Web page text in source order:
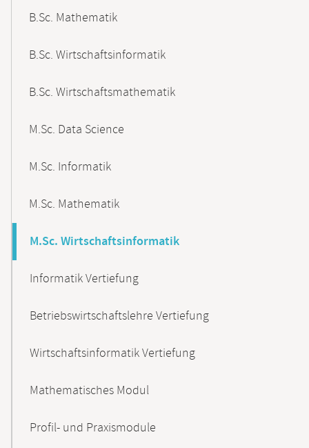
B.Sc. Mathematik
B.Sc. Wirtschaftsinformatik
B.Sc. Wirtschaftsmathematik
M.Sc. Data Science
M.Sc. Informatik
M.Sc. Mathematik
M.Sc. Wirtschaftsinformatik
Informatik Vertiefung
Betriebswirtschaftslehre Vertiefung
Wirtschaftsinformatik Vertiefung
Mathematisches Modul
Profil- und Praxismodule